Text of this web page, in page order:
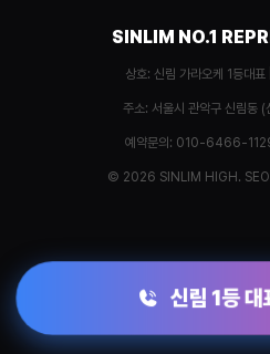
SINLIM NO.1
상호: 신림 가라오케 1등대
주소: 서울시 관악구 신림동
예약문의: 010-6466-
© 2026 SINLIM HIGH.
신림 1등 대